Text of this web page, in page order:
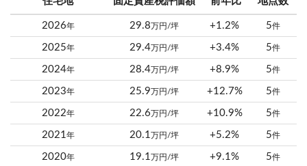
2026年 29.8 万円/坪 +1.2% 5件
2025年 29.4万円/坪 +3.4% 5件
2024年 28.4万円/坪 +8.9% 5件
2023年 25.9 万円/坪 +12.7% 5件
2022年 22.6 万円/坪 +10.9% 5件
2021年 20.1 万円/坪 +5.2% 5件
2020年 19.1 万円/坪 +9.1% 5件